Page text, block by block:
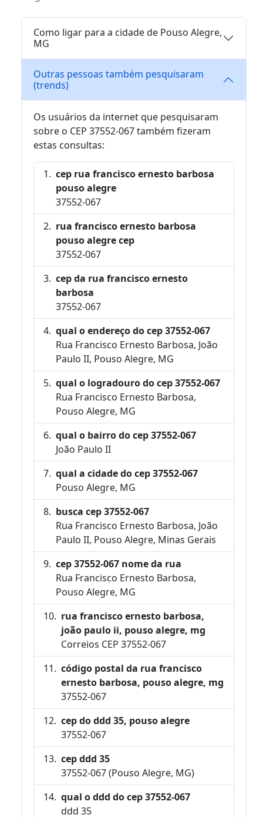
Como ligar para a cidade de Pouso Alegre,
MG
Outras pessoas também pesquisaram
(trends)
Os usuários da internet que pesquisaram
sobre o CEP 37552-067 também fizeram
estas consultas:
cep rua francisco ernesto barbosa
pouso alegre
37552-067
rua francisco ernesto barbosa
pouso alegre cep
37552-067
cep da rua francisco ernesto
barbosa
37552-067
qual o endereço do cep 37552-067
Rua Francisco Ernesto Barbosa, João
Paulo II, Pouso Alegre, MG
qual o logradouro do cep 37552-067
Rua Francisco Ernesto Barbosa,
Pouso Alegre, MG
qual o bairro do cep 37552-067
João Paulo II
qual a cidade do cep 37552-067
Pouso Alegre, MG
busca cep 37552-067
Rua Francisco Ernesto Barbosa, João
Paulo II, Pouso Alegre, Minas Gerais
cep 37552-067 nome da rua
Rua Francisco Ernesto Barbosa,
Pouso Alegre, MG
rua francisco ernesto barbosa,
joão paulo ii, pouso alegre, mg
Correios CEP 37552-067
código postal da rua francisco
ernesto barbosa, pouso alegre, mg
37552-067
cep do ddd 35, pouso alegre
37552-067
cep ddd 35
37552-067 (Pouso Alegre, MG)
qual o ddd do cep 37552-067
ddd 35